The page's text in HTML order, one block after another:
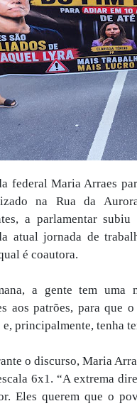
federal Maria Arraes
na Rua da
a parlamentar
atual jornada de
é coautora.
a gente tem uma
aos patrões, para que
principalmente, tenha
o discurso, Maria
6x1. “A extrema
Eles querem que o